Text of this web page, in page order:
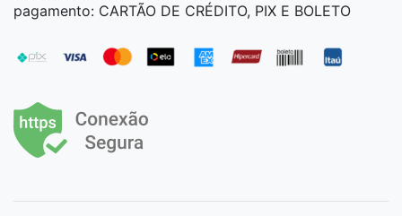
pagamento: CARTÃO DE CRÉDITO, PIX E BOLETO